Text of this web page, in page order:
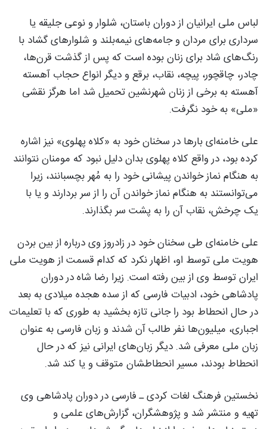
لباس ملی ایرانیان از دوران باستان، شلوار و نوعی جلیقه یا
سرداری برای مردان و جامه‌های نیمه‌بلند و شلوارهای گشاد با
رنگ‌های شاد برای زنان بوده است که پس از گذشت قرن‌ها،
چادر، چاقچور، پیچه، نقاب، برقع و دیگر انواع حجاب آهسته
آهسته به برخی از زنان شهرنشین تحمیل شد اما هرگز نقشی
«ملی» به خود نگرفت.
علی خامنه‌ای بارها در سخنان خود به «کلاه پهلوی» نیز اشاره
کرده بود، در واقع کلاه پهلوی بدان دلیل نبود که مومنان نتوانند
به هنگام نماز خواندن پیشانی خود را به مُهر بچسبانند، زیرا
می‌توانستند به هنگام نماز خواندن آن را از سر بردارند و یا با
یک چرخش، نقاب آن را به پشت سر بگذارند.
علی خامنه‌ای طی سخنان خود در زادروز وی درباره از بین بردن
هویت ملی توسط او، اظهار نکرد که کدام قسمت از هویت ملی
ایران توسط وی از بین رفته است. زیرا رضا شاه در دوران
پادشاهی خود، ادبیات فارسی که از سده هجده میلادی به بعد
در حال انحطاط بود را جانی تازه بخشید به طوری که با تعلیمات
اجباری، میلیون‌ها نفر طالب آن شدند و زبان فارسی به عنوان
زبان ملی معرفی شد. دیگر زبان‌های ایرانی نیز که در حال
انحطاط بودند، مسیر انحطاطشان متوقف و یا کند شد.
نخستین فرهنگ لغات کردی ـ فارسی در دوران پادشاهی وی
تهیه و منتشر شد و پژوهشگران، گزارش‌های علمی و